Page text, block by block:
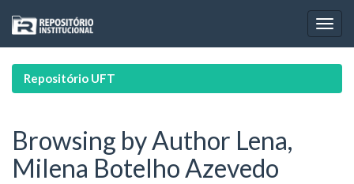
navigation
Repositório UFT
Browsing by Author Lena,
Milena Botelho Azevedo